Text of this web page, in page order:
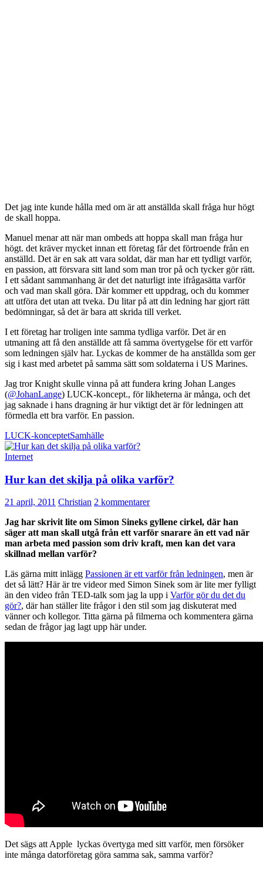
Det jag inte kunde hålla med om är att anställda skall fråga hur högt
de skall hoppa.
Manuel menar att när man ombeds att hoppa skall man fråga hur
högt. det kräver mycket innan ett företag får det förtroende från en
anställd. Det är en sak att vara soldat, där man har ett tydligt varför,
en passion, att försvara sitt land som man tror på och tycker gör rätt.
I ett sådant sammanhang är det det naturligt inte ifrågasätta varför
och vad man skall göra. Där kommer ett uppdrag, och du kommer
att utföra det utan att tveka. Du litar på att din ledning har gjort rätt
bedömningar, så det är bara att skrida till verket.
I ett företag har troligen inte samma tydliga varför. Det är en
utmaning att få den anställde att få samma övertygelse för ett varför
som ledningen själv har. Lyckas de kommer de ha anställda som ger
sig i kast med arbetet på samma sätt som soldaterna i US Marines.
Jag tror Knight skulle vinna på att fundera kring Johan Langes
(@JohanLange) LUCK-koncept., för likheterna är många, och det
jag saknade i hans dragning är hur viktigt det är för ledningen att
förmedla ett bra varför. En passion.
LUCK-konceptetSamhälle
Internet
Hur kan det skilja på olika varför?
21 april, 2011 Christian 2 kommentarer
Jag har skrivit lite om Simon Sineks gyllene cirkel, där han
säger att man skall utgå från ett varför snarare än ett vad när
man arbeta med passion som driv kraft, men kan det vara
skillnad mellan varför?
Läs gärna mitt inlägg Passionen är ett varför från ledningen, men är
det så lätt? Här är tre videor med Simon Sinek som är lite mer fylligt
än den video från TED-talk som jag la upp i Varför gör du det du
gör?, där han ställer lite frågor i den stil som jag diskuterat med
vänner och kollegor. Titta gärna på filmerna och kommentera gärna
sedan de frågor jag lagt upp här under.
Det sägs att Apple lyckas övertyga med sitt varför, men försöker
inte många datorföretag göra samma sak, samma varför?